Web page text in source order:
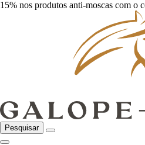
15% nos produtos anti-moscas com o
Pesquisar